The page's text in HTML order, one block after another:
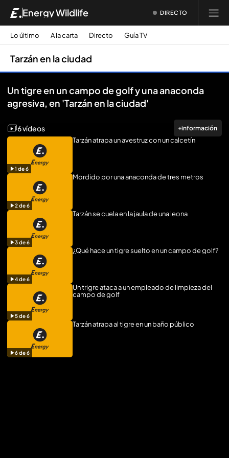
Energy Wildlife DIRECTO
Lo último A la carta Directo Guía TV
Tarzán en la ciudad
Un tigre en un campo de golf y una anaconda
agresiva, en 'Tarzán en la ciudad'
Reproducir todo
6 vídeos información
1 de6
Tarzán atrapa un avestruz con un calcetín
2de6
Mordido por una anaconda de tres metros
3de6
Tarzán se cuela en la jaula de una leona
4de6
¿Qué hace un tigre suelto en un campo de golf?
5de6
Un trigre ataca a un empleado de limpieza del
campo de golf
6de6
Tarzán atrapa al tigre en un baño público